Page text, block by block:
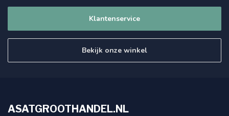
Klantenservice
Bekijk onze winkel
ASATGROOTHANDEL.NL